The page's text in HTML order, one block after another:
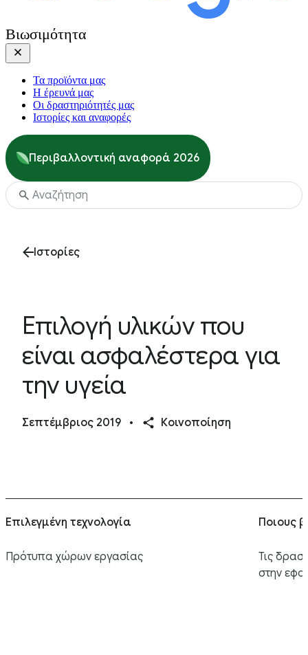
Βιωσιμότητα
Τα προϊόντα μας
Η έρευνά μας
Οι δραστηριότητές μας
Ιστορίες και αναφορές
Περιβαλλοντική αναφορά 2026
Ιστορίες
Επιλογή υλικών που
είναι ασφαλέστερα για
την υγεία
Σεπτέμβριος 2019 • Κοινοποίηση
Επιλεγμένη τεχνολογία
Πρότυπα χώρων εργασίας
Ποιους
Τις
στην